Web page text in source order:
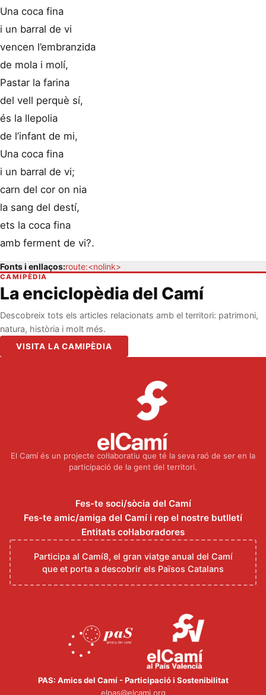
Una coca fina
i un barral de vi
vencen l’embranzida
de mola i molí,
Pastar la farina
del vell perquè sí,
és la llepolia
de l’infant de mi,
Una coca fina
i un barral de vi;
carn del cor on nia
la sang del destí,
ets la coca fina
amb ferment de vi?.
Fonts i enllaços:route:<nolink>
CAMIPÈDIA
La enciclopèdia del Camí
Descobreix tots els articles relacionats amb el territori: patrimoni,
natura, història i molt més.
VISITA LA CAMIPÈDIA
El Camí és un projecte col·laboratiu que té la seva raó de ser en la
participació de la gent del territori.
Fes-te soci/sòcia del Camí
Fes-te amic/amiga del Camí i rep el nostre butlletí
Entitats col·laboradores
Participa al Camí8, el gran viatge anual del Camí
que et porta a descobrir els Països Catalans
PAS: Amics del Camí - Participació i Sostenibilitat
elpas@elcami.org